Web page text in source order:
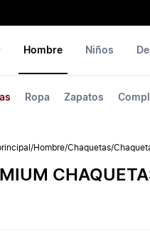
Hombre
Ropa Zapatos
Niños
/Hombre/Chaquetas/